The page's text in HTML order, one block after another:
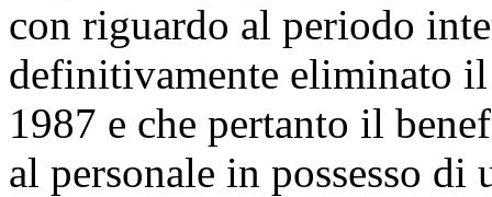
con riguardo al periodo
definitivamente eliminato
1987 e che pertanto il
al personale in possesso